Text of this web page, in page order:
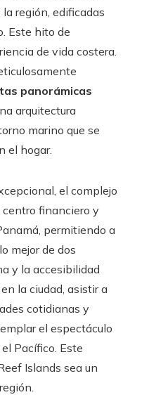
región, edificadas
Este hito de
de vida costera.
panorámicas
arquitectura
marino que se
el hogar.
el complejo
financiero y
permitiendo a
mejor de dos
y la accesibilidad
la ciudad, asistir a
cotidianas y
el espectáculo
Pacífico. Este
Islands sea un